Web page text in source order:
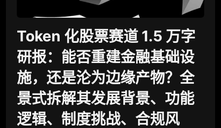
Token 化股票赛道 1.5 万字
研报：能否重建金融基础设
施，还是沦为边缘产物？全
景式拆解其发展背景、功能
逻辑、制度挑战、合规风